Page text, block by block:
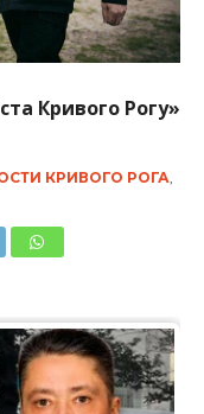
Кривого Рогу»
КРИВОГО РОГА